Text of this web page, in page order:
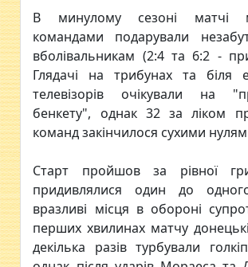
В минулому сезоні матчі
командами подарували
вболівальникам (2:4 та 6:2 -
Глядачі на трибунах та біля
телевізорів очікували на
бенкету", однак 32 за ліком
команд закінчилося сухими
Старт пройшов за рівної
придивлялися один до
вразливі місця в обороні
перших хвилинах матчу
декілька разів турбували